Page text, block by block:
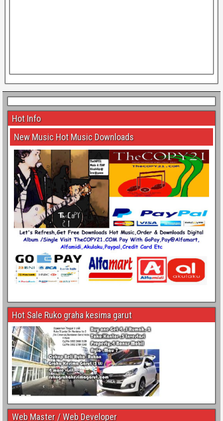
Hot Info
New Music Hot Music Downloads
Hot Sale Ruko graha kesima garut
Web Master / Web Developer